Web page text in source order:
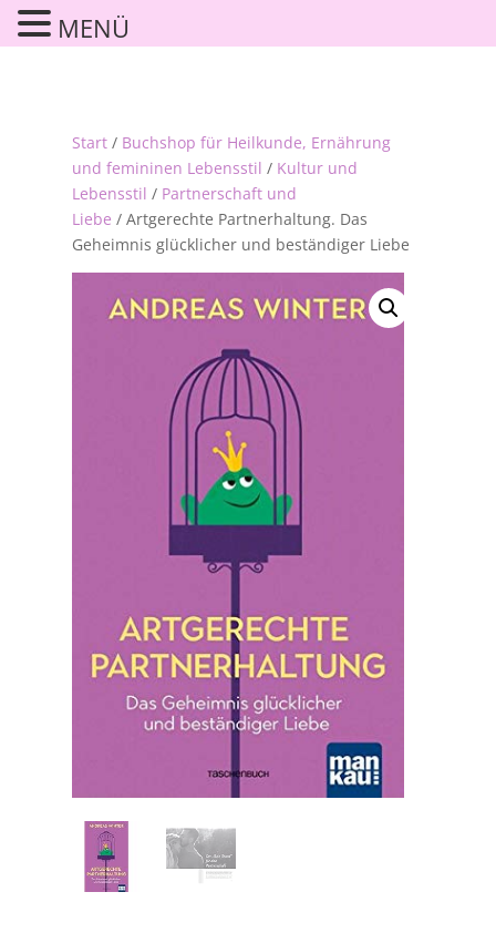
Start/ Buchshop für Heilkunde, Ernährung
und femininen Lebensstil / Kultur und
Lebensstil / Partnerschaft und
Liebe / Artgerechte Partnerhaltung. Das
Geheimnis glücklicher und beständiger Liebe
MENÜ